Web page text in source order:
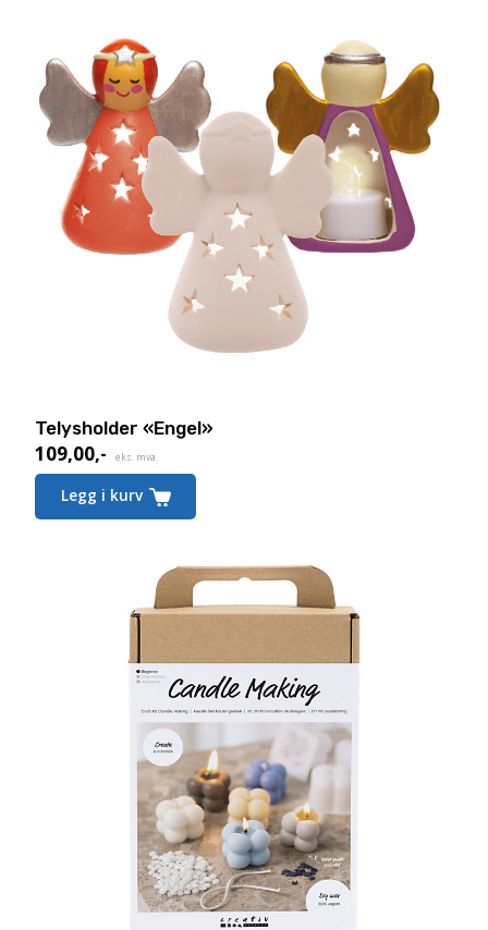
Telysholder «Engel»
109,00,- eks. mva.
Legg i kurv